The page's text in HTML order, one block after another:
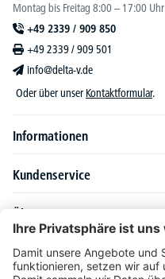
Montag bis Freitag 8:00 – 17:00 Uhr
+49 2339 / 909 850
+49 2339 / 909 501
info@delta-v.de
Oder über unser Kontaktformular.
Informationen
Kundenservice
Über DELTA-V
Produktsortiment